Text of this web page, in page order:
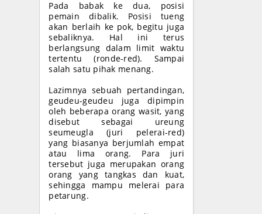
Pada babak ke dua, posisi
pemain dibalik. Posisi tueng
akan berlaih ke pok, begitu juga
sebaliknya. Hal ini terus
berlangsung dalam limit waktu
tertentu (ronde-red). Sampai
salah satu pihak menang.
Lazimnya sebuah pertandingan,
geudeu-geudeu juga dipimpin
oleh beberapa orang wasit, yang
disebut sebagai ureung
seumeugla (juri pelerai-red)
yang biasanya berjumlah empat
atau lima orang. Para juri
tersebut juga merupakan orang
orang yang tangkas dan kuat,
sehingga mampu melerai para
petarung.